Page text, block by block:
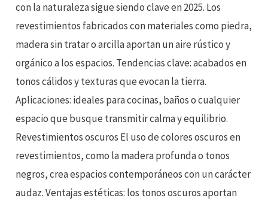
con la naturaleza sigue siendo clave en 2025. Los
revestimientos fabricados con materiales como piedra,
madera sin tratar o arcilla aportan un aire rústico y
orgánico a los espacios. Tendencias clave: acabados en
tonos cálidos y texturas que evocan la tierra.
Aplicaciones: ideales para cocinas, baños o cualquier
espacio que busque transmitir calma y equilibrio.
Revestimientos oscuros El uso de colores oscuros en
revestimientos, como la madera profunda o tonos
negros, crea espacios contemporáneos con un carácter
audaz. Ventajas estéticas: los tonos oscuros aportan